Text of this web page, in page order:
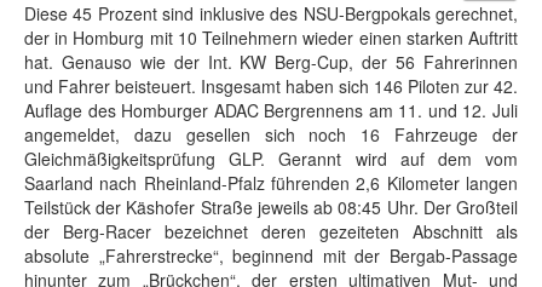
Diese 45 Prozent sind inklusive des NSU-Bergpokals gerechnet,
der in Homburg mit 10 Teilnehmern wieder einen starken Auftritt
hat. Genauso wie der Int. KW Berg-Cup, der 56 Fahrerinnen
und Fahrer beisteuert. Insgesamt haben sich 146 Piloten zur 42.
Auflage des Homburger ADAC Bergrennens am 11. und 12. Juli
angemeldet, dazu gesellen sich noch 16 Fahrzeuge der
Gleichmäßigkeitsprüfung GLP. Gerannt wird auf dem vom
Saarland nach Rheinland-Pfalz führenden 2,6 Kilometer langen
Teilstück der Käshofer Straße jeweils ab 08:45 Uhr. Der Großteil
der Berg-Racer bezeichnet deren gezeiteten Abschnitt als
absolute „Fahrerstrecke“, beginnend mit der Bergab-Passage
hinunter zum „Brückchen“, der ersten ultimativen Mut- und